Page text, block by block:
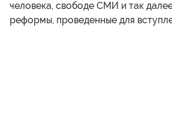
человека, свободе СМИ и так
реформы, проведенные для